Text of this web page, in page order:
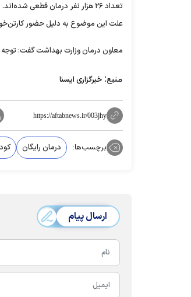
علت این موضوع به دلیل حضور
معاون درمان وزارت بهداشت گفت: توجه به اینکه
منبع: خبرگزاری ایسنا
https://aftabnews.ir/003jhy
برچسب‌ها: درمان رایگان
ارسال پیام